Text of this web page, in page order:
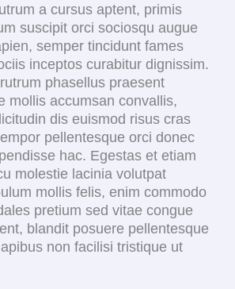
a cursus aptent, primis
suscipit orci sociosqu augue
semper tincidunt fames
inceptos curabitur dignissim.
phasellus praesent
mollis accumsan convallis,
dis euismod risus cras
pellentesque orci donec
hac. Egestas et etiam
molestie lacinia volutpat
mollis felis, enim commodo
pretium sed vitae congue
blandit posuere pellentesque
non facilisi tristique ut